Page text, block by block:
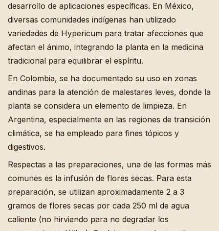
desarrollo de aplicaciones específicas. En México,
diversas comunidades indígenas han utilizado
variedades de Hypericum para tratar afecciones que
afectan el ánimo, integrando la planta en la medicina
tradicional para equilibrar el espíritu.
En Colombia, se ha documentado su uso en zonas
andinas para la atención de malestares leves, donde la
planta se considera un elemento de limpieza. En
Argentina, especialmente en las regiones de transición
climática, se ha empleado para fines tópicos y
digestivos.
Respectas a las preparaciones, una de las formas más
comunes es la infusión de flores secas. Para esta
preparación, se utilizan aproximadamente 2 a 3
gramos de flores secas por cada 250 ml de agua
caliente (no hirviendo para no degradar los